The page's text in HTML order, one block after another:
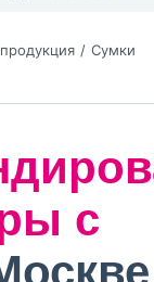
Сумки
с
Нажимая
политикой
Нажимая на
заявку